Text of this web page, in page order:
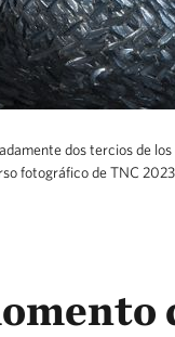
dos tercios de
fotográfico de TNC 2023